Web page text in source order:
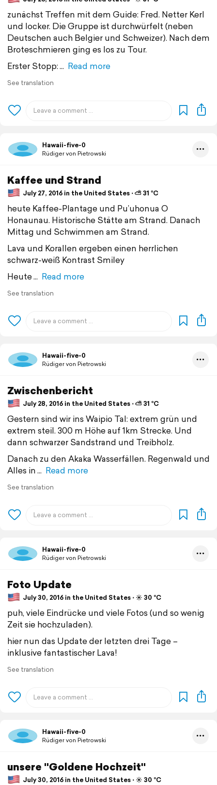
zunächst Treffen mit dem Guide: Fred. Netter Kerl
und locker. Die Gruppe ist durchwürfelt (neben
Deutschen auch Belgier und Schweizer). Nach dem
Broteschmieren ging es los zu Tour.
Erster Stopp:
Read more
See translation
Hawaii-five-0
Rüdiger von Pietrowski
Kaffee und Strand
July 27, 2016 in the United States ⋅ ⛅ 31 °C
heute Kaffee-Plantage und Pu’uhonua O
Honaunau. Historische Stätte am Strand. Danach
Mittag und Schwimmen am Strand.
Lava und Korallen ergeben einen herrlichen
schwarz-weiß Kontrast Smiley
Heute
Read more
See translation
Hawaii-five-0
Rüdiger von Pietrowski
Zwischenbericht
July 28, 2016 in the United States ⋅ ⛅ 31 °C
Gestern sind wir ins Waipio Tal: extrem grün und
extrem steil. 300 m Höhe auf 1km Strecke. Und
dann schwarzer Sandstrand und Treibholz.
Danach zu den Akaka Wasserfällen. Regenwald und
Alles in
Read more
See translation
Hawaii-five-0
Rüdiger von Pietrowski
Foto Update
July 30, 2016 in the United States ⋅ ☀️ 30 °C
puh, viele Eindrücke und viele Fotos (und so wenig
Zeit sie hochzuladen).
hier nun das Update der letzten drei Tage –
inklusive fantastischer Lava!
See translation
Hawaii-five-0
Rüdiger von Pietrowski
unsere "Goldene Hochzeit"
July 30, 2016 in the United States ⋅ ☀️ 30 °C